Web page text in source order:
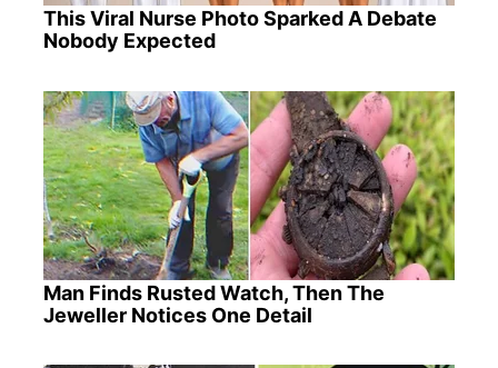
This Viral Nurse Photo Sparked A Debate
Nobody Expected
Man Finds Rusted Watch, Then The
Jeweller Notices One Detail